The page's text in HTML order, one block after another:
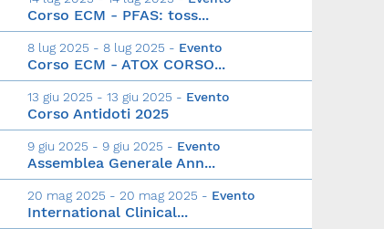
Corso ECM - PFAS: toss...
8 lug 2025 - 8 lug 2025 - Evento
Corso ECM - ATOX CORSO...
13 giu 2025 - 13 giu 2025 - Evento
Corso Antidoti 2025
9 giu 2025 - 9 giu 2025 - Evento
Assemblea Generale Ann...
20 mag 2025 - 20 mag 2025 - Evento
International Clinical...